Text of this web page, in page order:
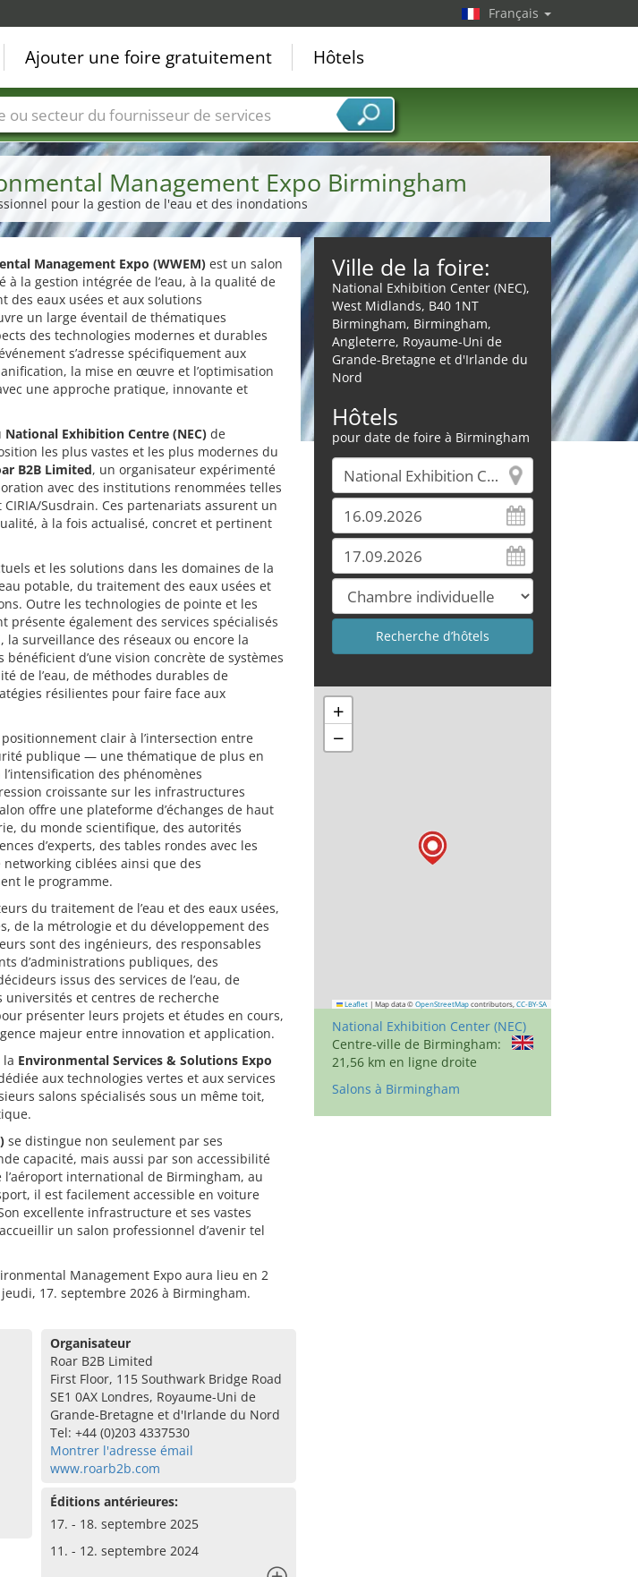
Management Expo Birmingham
pour la gestion de l'eau et des inondations
Management Expo (WWEM)est un salon
à la gestion intégrée de l’eau, à la qualité de
des eaux usées et aux solutions
un large éventail de thématiques
des technologies modernes et durables
s’adresse spécifiquement aux
la mise en œuvre et l’optimisation
une approche pratique, innovante et
National Exhibition Centre (NEC)de
les plus vastes et les plus modernes du
B2B Limited, un organisateur expérimenté
avec des institutions renommées telles
CIRIA/Susdrain. Ces partenariats assurent un
à la fois actualisé, concret et pertinent
et les solutions dans les domaines de la
potable, du traitement des eaux usées et
Outre les technologies de pointe et les
présente également des services spécialisés
surveillance des réseaux ou encore la
d’une vision concrète de systèmes
de l’eau, de méthodes durables de
résilientes pour faire face aux
clair à l’intersection entre
publique — une thématique de plus en
des phénomènes
croissante sur les infrastructures
offre une plateforme d’échanges de haut
du monde scientifique, des autorités
d’experts, des tables rondes avec les
ciblées ainsi que des
le programme.
du traitement de l’eau et des eaux usées,
de la métrologie et du développement des
sont des ingénieurs, des responsables
d’administrations publiques, des
issus des services de l’eau, de
universités et centres de recherche
présenter leurs projets et études en cours,
majeur entre innovation et application.
la Environmental Services & Solutions Expo
aux technologies vertes et aux services
salons spécialisés sous un même toit,
se distingue non seulement par ses
capacité, mais aussi par son accessibilité
international de Birmingham, au
il est facilement accessible en voiture
excellente infrastructure et ses vastes
un salon professionnel d’avenir tel
Management Expo aura lieu en 2
17. septembre 2026 à Birmingham.
Organisateur
Roar B2B Limited
First Floor, 115 Southwark Bridge Road
SE1 0AX Londres, Royaume-Uni de
Grande-Bretagne et d'Irlande du Nord
Tel: +44 (0)203 4337530
Montrer l'adresse émail
www.roarb2b.com
Éditions antérieures:
17. - 18. septembre 2025
11. - 12. septembre 2024
Ville de la foire:
National Exhibition Center (NEC),
West Midlands, B40 1NT
Birmingham, Birmingham,
Angleterre, Royaume-Uni de
Grande-Bretagne et d'Irlande du
Nord
Hôtels
pour date de foire à Birmingham
+
−
Leaflet | Map data © OpenStreetMap contributors, CC-BY-SA
National Exhibition Center (NEC)
Centre-ville de Birmingham:
21,56 km en ligne droite
Salons à Birmingham
Français
Ajouter une foire gratuitement Hôtels
Secteurs du fournisseur de services